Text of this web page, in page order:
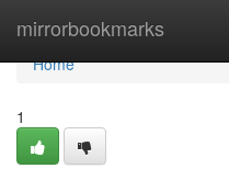
mirrorbookmarks
Home
Home
1